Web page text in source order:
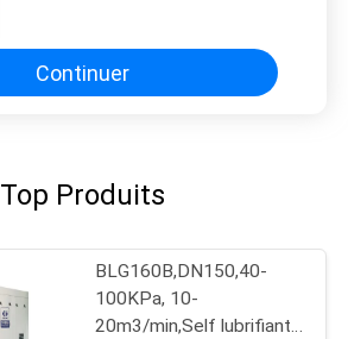
Continuer
Top Produits
BLG160B,DN150,40-
100KPa, 10-
20m3/min,Self lubrifiant